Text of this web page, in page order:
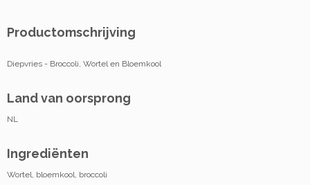
Productomschrijving
Diepvries - Broccoli, Wortel en Bloemkool
Land van oorsprong
NL
Ingrediënten
Wortel, bloemkool, broccoli